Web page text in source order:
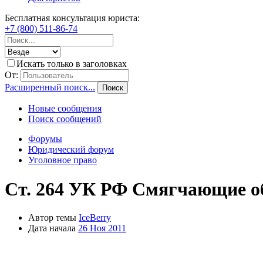
Бесплатная консультация юриста:
+7 (800) 511-86-74
Искать только в заголовках
От:
Расширенный поиск...
Поиск
Новые сообщения
Поиск сообщений
Форумы
Юридический форум
Уголовное право
Ст. 264 УК РФ Смягчающие
Автор темы IceBerry
Дата начала 26 Ноя 2011